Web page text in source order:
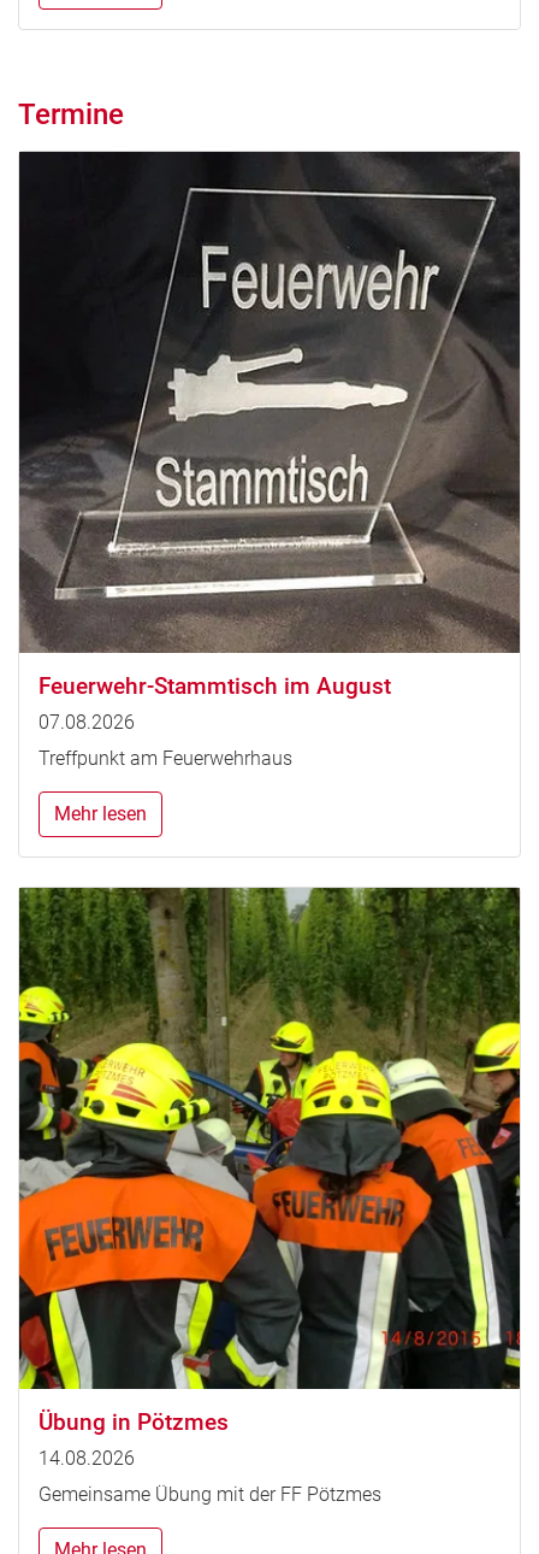
Termine
Feuerwehr-Stammtisch im August
07.08.2026
Treffpunkt am Feuerwehrhaus
Mehr lesen
Übung in Pötzmes
14.08.2026
Gemeinsame Übung mit der FF Pötzmes